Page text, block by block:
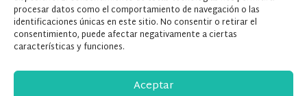
procesar datos como el comportamiento de navegación o las
identificaciones únicas en este sitio. No consentir o retirar el
consentimiento, puede afectar negativamente a ciertas
características y funciones.
Aceptar
¡Cuenta con nosotros, queremos
ayudarte!puedes ponerte encontactocon
nosotros a través de este formulario , por e-
info@banzaistudio.tv
teléfono en el(+ 34) 93 389 04 64